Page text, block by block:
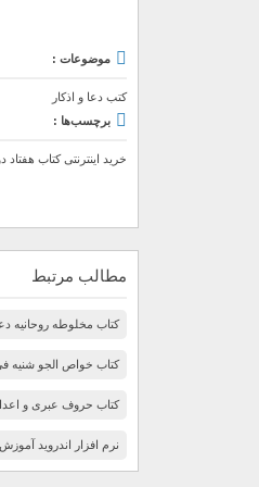
موضوعات :
کتب دعا و اذکار
برچسب‌ها :
خرید اینترنتی کتاب هفتاد
مطالب مرتبط
کتاب مخلوطه روحانیه
کتاب خواص الجو شنیه فی
کتاب حروف عبری و
نرم افزار اندروید